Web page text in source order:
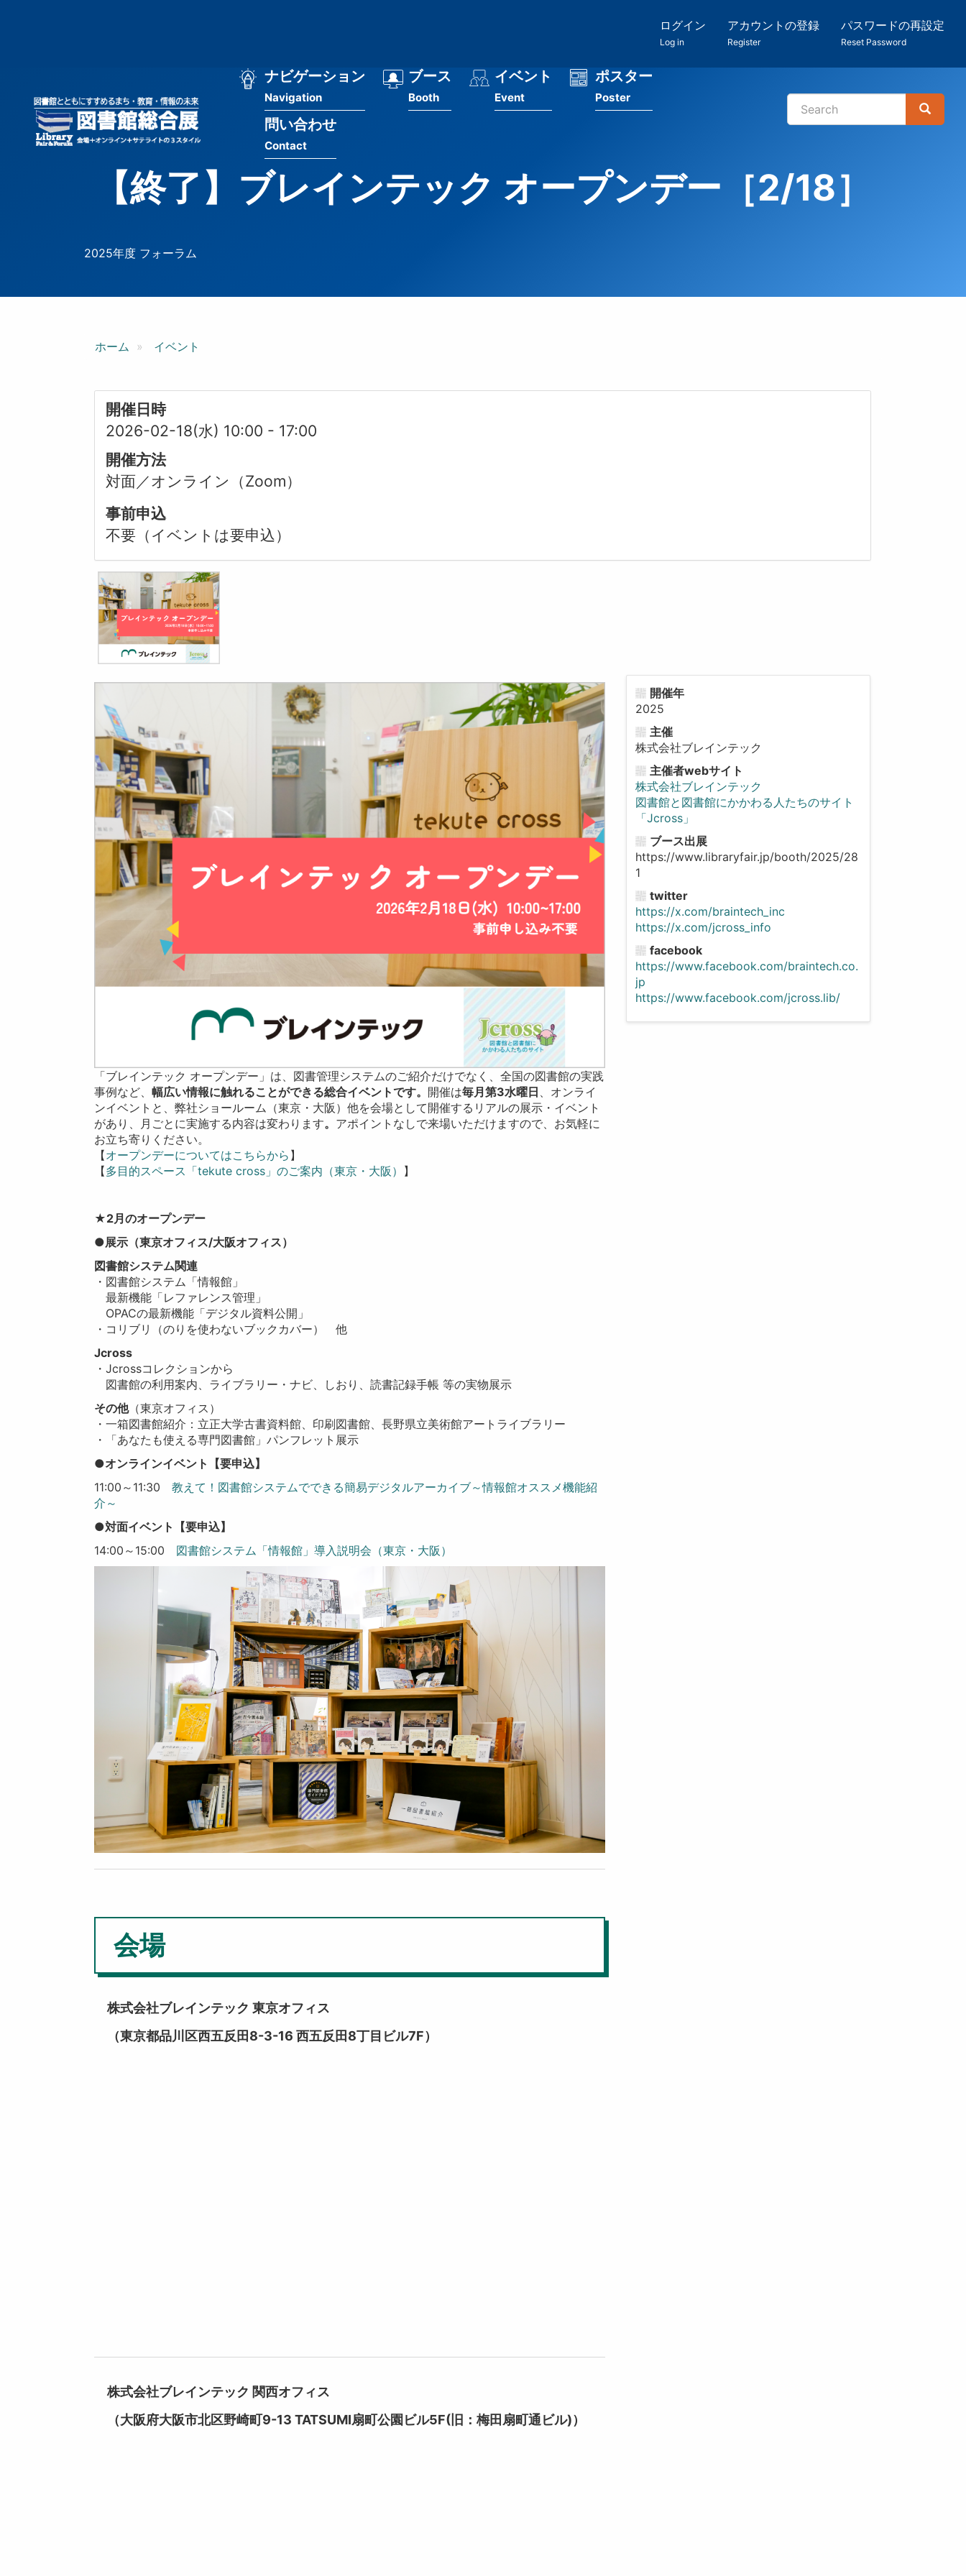
ー
ザ
ログイン
Log in
アカウントの登録
Register
パスワードの再設定
Reset Password
メ
ビ
ョ
ナビゲーション
Navigation
ブース
Booth
イベント
Event
ポスター
Poster
問い合わせ
Contact
検
Search
Search
【終了】ブレインテック オープンデー［2/18］
2025年度 フォーラム
ホーム イベント
開催日時
2026-02-18(水) 10:00 - 17:00
開催方法
対面／オンライン（Zoom）
事前申込
不要（イベントは要申込）
「ブレインテック オープンデー」は、図書管理システムのご紹介だけでなく、全国の図書館の実践
事例など、幅広い情報に触れることができる総合イベントです。 開催は毎月第3水曜日
、オンライ
ンイベントと、弊社ショールーム（東京・大阪）他を会場として開催するリアルの展示・イベント
があり、月ごとに実施する内容は変わります。 アポイントなしで来場いただけますので、お気軽に
お立ち寄りください。
【オープンデーについてはこちらから 】
【多目的スペース「tekute cross」のご案内（東京・大阪） 】
★2月のオープンデー
●展示 （東京オフィス/大阪オフィス）
図書館システム関連
・図書館システム「情報館」
最新機能「レファレンス管理」
OPACの最新機能「デジタル資料公開」
・コリブリ（のりを使わないブックカバー） 他
Jcross
・Jcrossコレクションから
図書館の利用案内、 ライブラリー・ナビ、しおり、読書記録手帳 等の実物展示
その他（東京オフィス）
・一箱図書館紹介 ：立正大学古書資料館、印刷図書館、長野県立美術館アートライブラリー
・「あなたも使える専門図書館」パンフレット展示
●オンラインイベント【要申込】
11:00～11:30教えて！図書館システムでできる簡易デジタルアーカイブ～情報館オススメ機能紹
介～
●対面イベント【要申込】
14:00～15:00 図書館システム「情報館」導入説明会（東京・大阪）
会場
株式会社ブレインテック 東京オフィス
（東京都品川区西五反田8-3-16 西五反田8丁目ビル7F）
株式会社ブレインテック 関西オフィス
（大阪府大阪市北区野崎町9-13 TATSUMI扇町公園ビル5F(旧：梅田扇町通ビル)）
開催年
2025
主催
株式会社ブレインテック
主催者webサイト
株式会社ブレインテック
図書館と図書館にかかわる人たちのサイト
「Jcross」
ブース出展
https://www.libraryfair.jp/booth/2025/28
1
twitter
https://x.com/braintech_inc
https://x.com/jcross_info
facebook
https://www.facebook.com/braintech.co.
jp
https://www.facebook.com/jcross.lib/